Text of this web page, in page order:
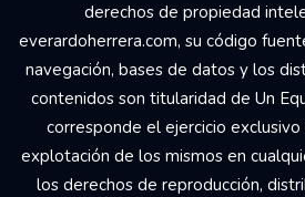
derechos de propiedad
everardoherrera.com, su código
navegación, bases de datos y los
contenidos son titularidad de Un
corresponde el ejercicio
explotación de los mismos en
los derechos de reproducción,